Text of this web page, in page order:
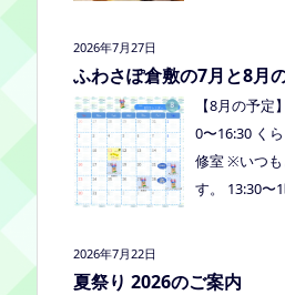
7(木)13:30〜
ある方はぜ
2026年7月27日
ふわさぽ倉敷の7月と8月
【8月の予
0〜16:30 く
修室 ※いつも
す。 13:30〜
いてなど、聞
2026年7月22日
夏祭り 2026のご案内